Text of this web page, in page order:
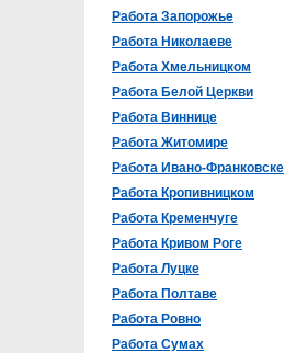
Работа Запорожье
Работа Николаеве
Работа Хмельницком
Работа Белой Церкви
Работа Виннице
Работа Житомире
Работа Ивано-Франковске
Работа Кропивницком
Работа Кременчуге
Работа Кривом Роге
Работа Луцке
Работа Полтаве
Работа Ровно
Работа Сумах